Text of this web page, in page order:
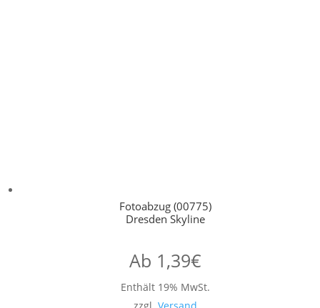
Fotoabzug (00775)
Dresden Skyline
Ab 1,39€
Enthält 19% MwSt.